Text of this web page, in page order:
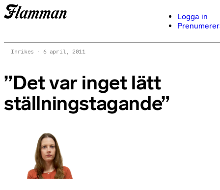
Logga in
Inrikes 6 april, 2011
”Det var inget lätt
ställningstagande”